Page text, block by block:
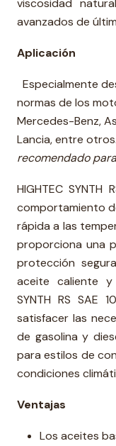
viscosidad
avanzados de
Aplicación
Especialmente
normas de los
Mercedes-Benz,
Lancia, entre
recomendado
HIGHTEC
comportamiento
rápida a las
proporciona una
protección
aceite caliente y
SYNTH RS SAE
satisfacer las
de gasolina y
para estilos de
condiciones
Ventajas
Los aceites